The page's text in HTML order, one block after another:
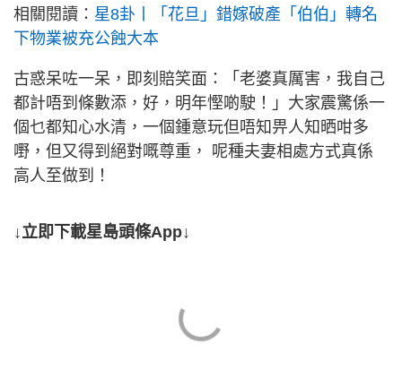
相關閱讀： 星8卦丨「花旦」錯嫁破產「伯伯」轉名
下物業被充公蝕大本
古惑呆咗一呆，即刻賠笑面：「老婆真厲害，我自己
都計唔到條數添，好，明年慳啲駛！」大家震驚係一
個乜都知心水清，一個鍾意玩但唔知畀人知晒咁多
嘢，但又得到絕對嘅尊重， 呢種夫妻相處方式真係
高人至做到！
↓立即下載星島頭條App↓